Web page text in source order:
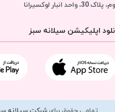
30، واحد انبار
لوکسیرانا
اپلیکیشن سیلانه سبز
تمامی حقوق برای شرکت سیلانه